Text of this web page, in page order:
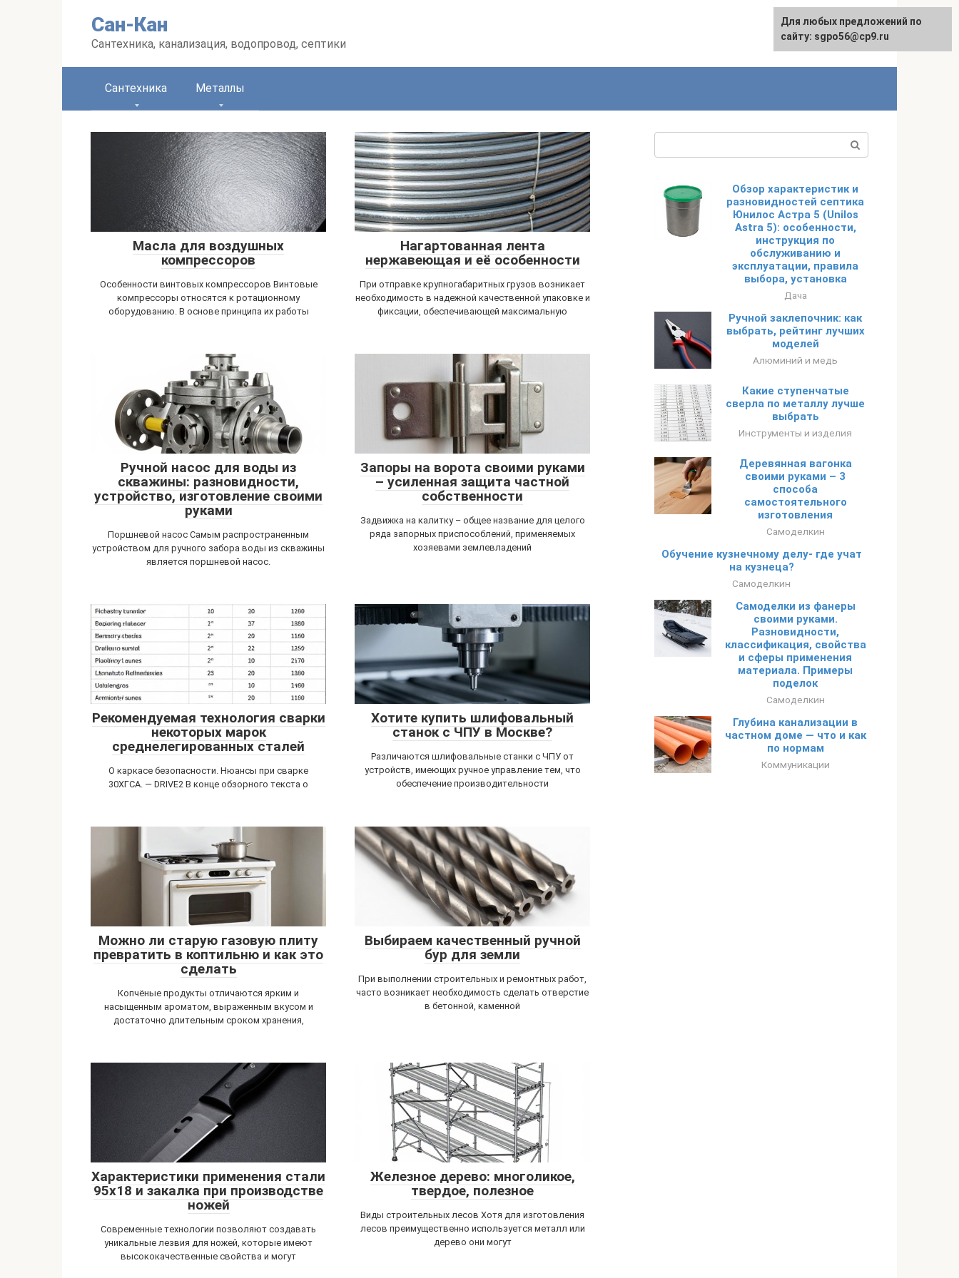
Сан-Кан
Сантехника, канализация, водопровод, септики
English
Сантехника Металлы
Масла для воздушных
компрессоров
Особенности винтовых компрессоров Винтовые
компрессоры относятся к ротационному
оборудованию. В основе принципа их работы
Нагартованная лента
нержавеющая и её особенности
При отправке крупногабаритных грузов возникает
необходимость в надежной качественной упаковке и
фиксации, обеспечивающей максимальную
Ручной насос для воды из
скважины: разновидности,
устройство, изготовление своими
руками
Поршневой насос Самым распространенным
устройством для ручного забора воды из скважины
является поршневой насос.
Запоры на ворота своими руками
– усиленная защита частной
собственности
Задвижка на калитку – общее название для целого
ряда запорных приспособлений, применяемых
хозяевами землевладений
Рекомендуемая технология сварки
некоторых марок
среднелегированных сталей
О каркасе безопасности. Нюансы при сварке
30ХГСА. — DRIVE2 В конце обзорного текста о
Хотите купить шлифовальный
станок с ЧПУ в Москве?
Различаются шлифовальные станки с ЧПУ от
устройств, имеющих ручное управление тем, что
обеспечение производительности
Можно ли старую газовую плиту
превратить в коптильню и как это
сделать
Копчёные продукты отличаются ярким и
насыщенным ароматом, выраженным вкусом и
достаточно длительным сроком хранения,
Выбираем качественный ручной
бур для земли
При выполнении строительных и ремонтных работ,
часто возникает необходимость сделать отверстие
в бетонной, каменной
Характеристики применения стали
95х18 и закалка при производстве
ножей
Современные технологии позволяют создавать
уникальные лезвия для ножей, которые имеют
высококачественные свойства и могут
Железное дерево: многоликое,
твердое, полезное
Виды строительных лесов Хотя для изготовления
лесов преимущественно используется металл или
дерево они могут
Обзор характеристик и
разновидностей септика
Юнилос Астра 5 (Unilos
Astra 5): особенности,
инструкция по
обслуживанию и
эксплуатации, правила
выбора, установка
Дача
Ручной заклепочник: как
выбрать, рейтинг лучших
моделей
Алюминий и медь
Какие ступенчатые
сверла по металлу лучше
выбрать
Инструменты и изделия
Деревянная вагонка
своими руками – 3
способа
самостоятельного
изготовления
Самоделкин
Обучение кузнечному делу- где учат
на кузнеца?
Самоделкин
Самоделки из фанеры
своими руками.
Разновидности,
классификация, свойства
и сферы применения
материала. Примеры
поделок
Самоделкин
Глубина канализации в
частном доме — что и как
по нормам
Коммуникации
Для любых предложений по
сайту: sgpo56@cp9.ru